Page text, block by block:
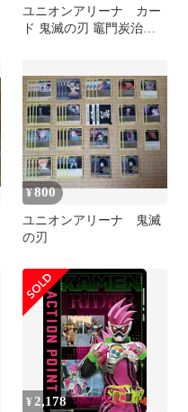
ユニオンアリーナ カー
ド 鬼滅の刃 竈門炭治
¥800
ユニオンアリーナ 鬼滅
の刃
¥ 2,178